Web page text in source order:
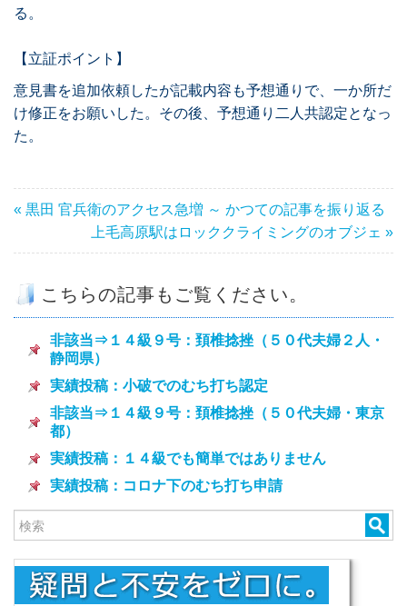
る。
【立証ポイント】
意見書を追加依頼したが記載内容も予想通りで、一か所だ
け修正をお願いした。その後、予想通り二人共認定となっ
た。
« 黒田 官兵衛のアクセス急増 ～ かつての記事を振り返る
上毛高原駅はロッククライミングのオブジェ »
こちらの記事もご覧ください。
非該当⇒１４級９号：頚椎捻挫（５０代夫婦２人・
静岡県）
実績投稿：小破でのむち打ち認定
非該当⇒１４級９号：頚椎捻挫（５０代夫婦・東京
都）
実績投稿：１４級でも簡単ではありません
実績投稿：コロナ下のむち打ち申請